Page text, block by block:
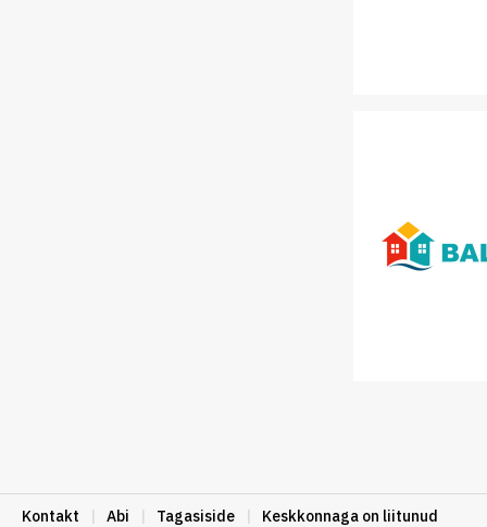
Kontakt | Abi | Tagasiside |
Keskkonnaga on liitunud